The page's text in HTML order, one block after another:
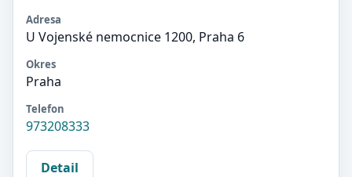
Adresa
U Vojenské nemocnice 1200, Praha 6
Okres
Praha
Telefon
973208333
Detail